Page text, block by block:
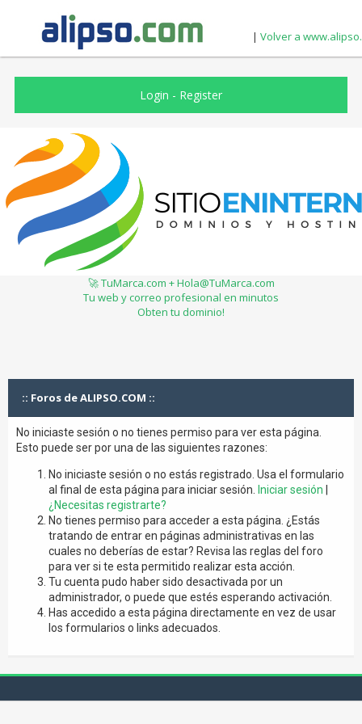
| Volver a
Login - Register
🚀 TuMarca.com + Hola@TuMarca.com
Tu web y correo profesional en minutos
Obten tu dominio!
:: Foros de ALIPSO.COM ::
No iniciaste sesión o no tienes permiso para ver esta página.
Esto puede ser por una de las siguientes razones:
No iniciaste sesión o no estás registrado. Usa el formulario
al final de esta página para iniciar sesión.
Iniciar sesión
¿Necesitas registrarte?
No tienes permiso para acceder a esta página. ¿Estás
tratando de entrar en páginas administrativas en las
cuales no deberías de estar? Revisa las reglas del foro
para ver si te esta permitido realizar esta acción.
Tu cuenta pudo haber sido desactivada por un
administrador, o puede que estés esperando activación.
Has accedido a esta página directamente en vez de usar
los formularios o links adecuados.